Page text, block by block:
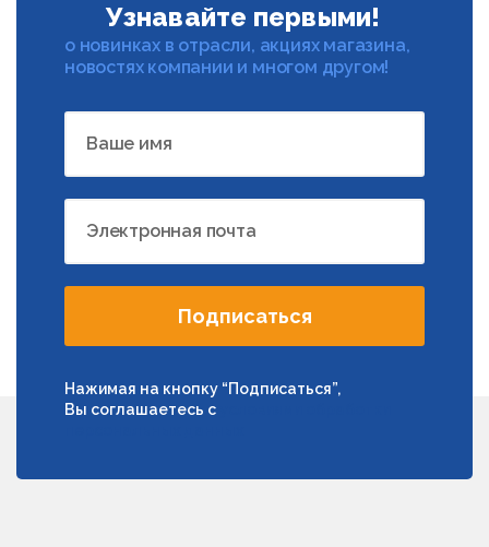
Узнавайте первыми!
о новинках в отрасли, акциях магазина,
новостях компании и многом другом!
Ваше имя
Электронная почта
Подписаться
Нажимая на кнопку “Подписаться”,
Вы соглашаетесь с